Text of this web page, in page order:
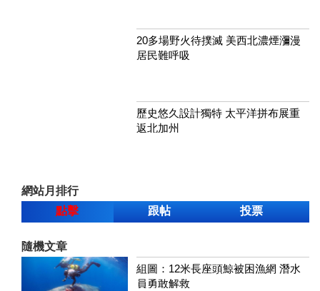
20多場野火待撲滅 美西北濃煙瀰漫
居民難呼吸
歷史悠久設計獨特 太平洋拼布展重
返北加州
網站月排行
點擊
跟帖 投票
隨機文章
組圖：12米長座頭鯨被困漁網 潛水
員勇敢解救